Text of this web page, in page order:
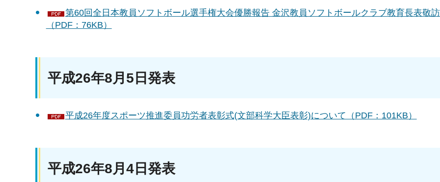
第60回全日本教員ソフトボール選手権大会優勝報告 金沢教員ソフトボールクラブ教育長表敬
（PDF：76KB）
平成26年8月5日発表
平成26年度スポーツ推進委員功労者表彰式(文部科学大臣表彰)について（PDF：101KB）
平成26年8月4日発表